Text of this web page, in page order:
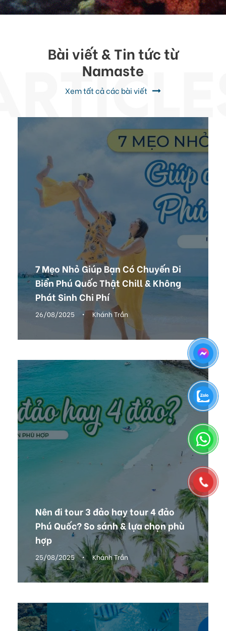
Bài viết & Tin tức từ
Namaste
Xem tất cả các bài viết
7 Mẹo Nhỏ Giúp Bạn Có Chuyến Đi
Biển Phú Quốc Thật Chill & Không
Phát Sinh Chi Phí
26/08/2025 • Khánh Trần
Nên đi tour 3 đảo hay tour 4 đảo
Phú Quốc? So sánh & lựa chọn phù
hợp
25/08/2025 • Khánh Trần